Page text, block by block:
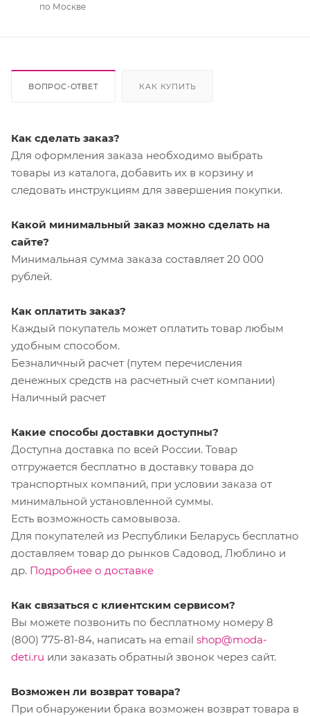
по Москве
ВОПРОС-ОТВЕТ КАК КУПИТЬ
Как сделать заказ?
Для оформления заказа необходимо выбрать
товары из каталога, добавить их в корзину и
следовать инструкциям для завершения покупки.
Какой минимальный заказ можно сделать на
сайте?
Минимальная сумма заказа составляет 20 000
рублей.
Как оплатить заказ?
Каждый покупатель может оплатить товар любым
удобным способом.
Безналичный расчет (путем перечисления
денежных средств на расчетный счет компании)
Наличный расчет
Какие способы доставки доступны?
Доступна доставка по всей России. Товар
отгружается бесплатно в доставку товара до
транспортных компаний, при условии заказа от
минимальной установленной суммы.
Есть возможность самовывоза.
Для покупателей из Республики Беларусь бесплатно
доставляем товар до рынков Садовод, Люблино и
др. Подробнее о доставке
Как связаться с клиентским сервисом?
Вы можете позвонить по бесплатному номеру 8
(800) 775-81-84, написать на email shop@moda-
deti.ru или заказать обратный звонок через сайт.
Возможен ли возврат товара?
При обнаружении брака возможен возврат товара в